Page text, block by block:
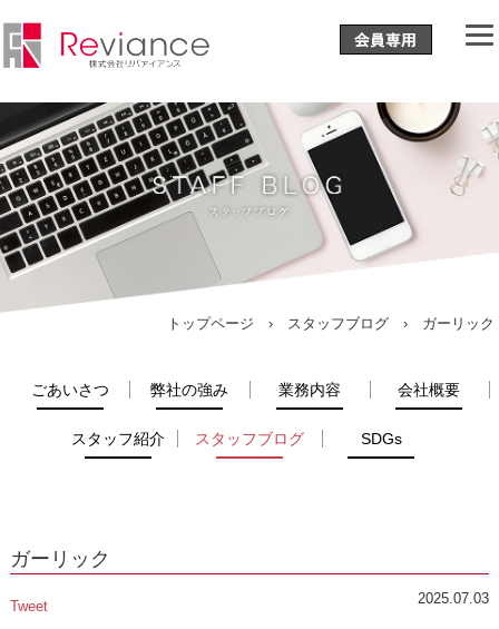
トップページ › スタッフブログ› ガーリック
ごあいさつ 弊社の強み 業務内容 会社概要
スタッフ紹介 スタッフブログ SDGs
ガーリック
2025.07.03
Tweet